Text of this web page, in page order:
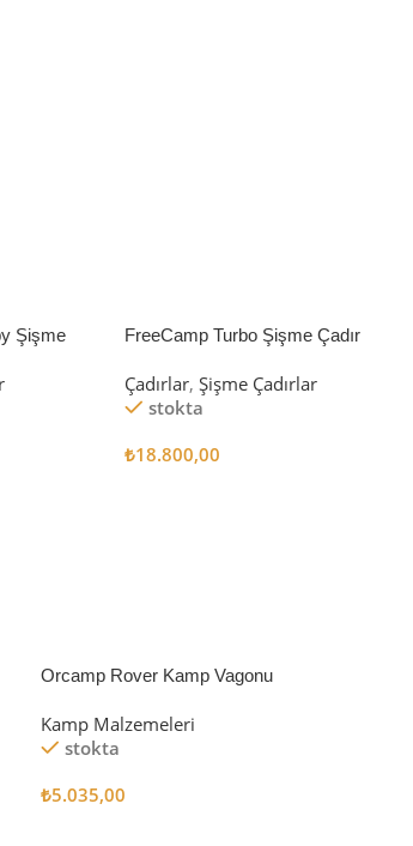
Şişme
FreeCamp Turbo Şişme Çadır
Çadırlar, Şişme Çadırlar
stokta
₺18.800,00
Orcamp Rover Kamp Vagonu
Kamp Malzemeleri
stokta
₺5.035,00